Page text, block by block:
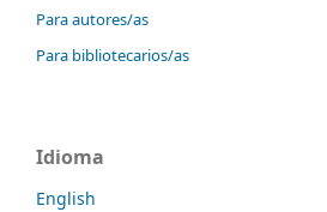
Para autores/as
Para bibliotecarios/as
Idioma
English